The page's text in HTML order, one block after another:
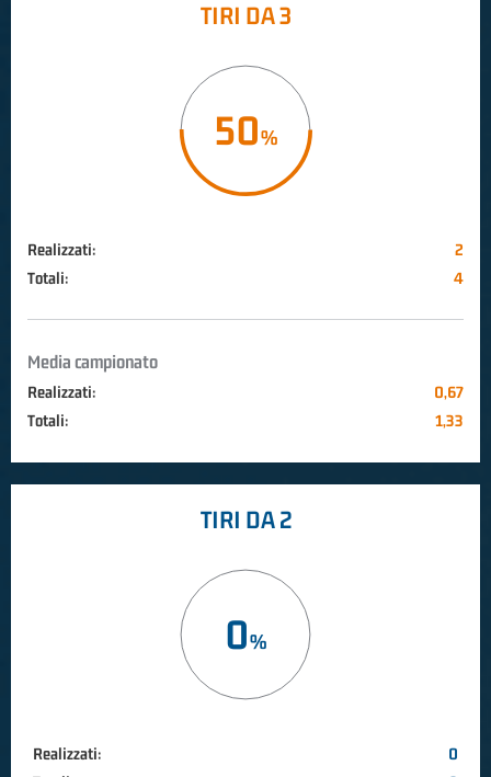
TIRI DA 3
50
Realizzati:
2
Totali:
4
Media campionato
Realizzati:
0,67
Totali:
1,33
TIRI DA 2
0
Realizzati:
0